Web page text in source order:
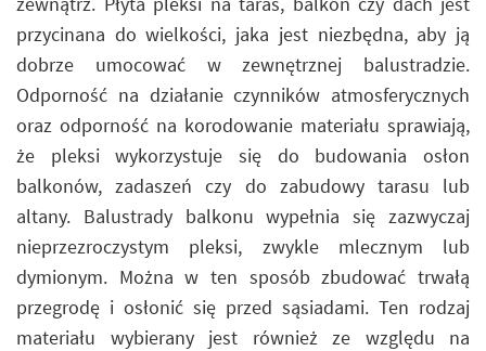
przycinana do wielkości, jaka jest niezbędna, aby ją
dobrze umocować w zewnętrznej balustradzie.
Odporność na działanie czynników atmosferycznych
oraz odporność na korodowanie materiału sprawiają,
że pleksi wykorzystuje się do budowania osłon
balkonów, zadaszeń czy do zabudowy tarasu lub
altany. Balustrady balkonu wypełnia się zazwyczaj
nieprzezroczystym pleksi, zwykle mlecznym lub
dymionym. Można w ten sposób zbudować trwałą
przegrodę i osłonić się przed sąsiadami. Ten rodzaj
materiału wybierany jest również ze względu na